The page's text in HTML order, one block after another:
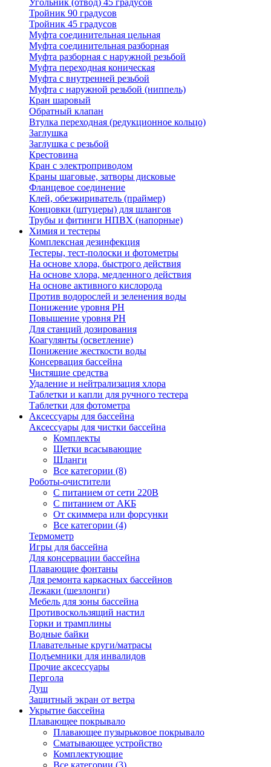
Угольник (отвод) 45 градусов
Тройник 90 градусов
Тройник 45 градусов
Муфта соединительная цельная
Муфта соединительная разборная
Муфта разборная с наружной резьбой
Муфта переходная коническая
Муфта с внутренней резьбой
Муфта с наружной резьбой (ниппель)
Кран шаровый
Обратный клапан
Втулка переходная (редукционное кольцо)
Заглушка
Заглушка с резьбой
Крестовина
Кран с электроприводом
Краны шаговые, затворы дисковые
Фланцевое соединение
Клей, обезжириватель (праймер)
Концовки (штуцеры) для шлангов
Трубы и фитинги НПВХ (напорные)
Химия и тестеры
Комплексная дезинфекция
Тестеры, тест-полоски и фотометры
На основе хлора, быстрого действия
На основе хлора, медленного действия
На основе активного кислорода
Против водорослей и зеленения воды
Понижение уровня РН
Повышение уровня РН
Для станций дозирования
Коагулянты (осветление)
Понижение жесткости воды
Консервация бассейна
Чистящие средства
Удаление и нейтрализация хлора
Таблетки и капли для ручного тестера
Таблетки для фотометра
Аксессуары для бассейна
Аксессуары для чистки бассейна
Комплекты
Щетки всасывающие
Шланги
Все категории (8)
Роботы-очистители
С питанием от сети 220В
С питанием от АКБ
От скиммера или форсунки
Все категории (4)
Термометр
Игры для бассейна
Для консервации бассейна
Плавающие фонтаны
Для ремонта каркасных бассейнов
Лежаки (шезлонги)
Мебель для зоны бассейна
Противоскользящий настил
Горки и трамплины
Водные байки
Плавательные круги/матрасы
Подъемники для инвалидов
Прочие аксессуары
Пергола
Душ
Защитный экран от ветра
Укрытие бассейна
Плавающее покрывало
Плавающее пузырьковое покрывало
Сматывающее устройство
Комплектующие
Все категории (3)